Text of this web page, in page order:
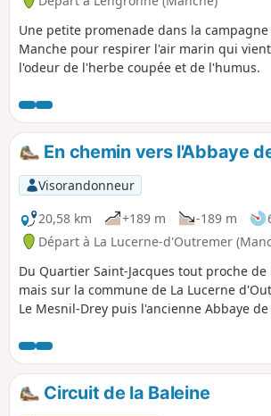
Une petite promenade dans la
Manche pour respirer l'air marin qui
l'odeur de l'herbe coupée et de l'humus.
En chemin vers l'Abbaye
Visorandonneur
20,58 km
+189 m -189 m
Départ à La Lucerne-d'Outremer
Du Quartier Saint-Jacques tout proche de
mais sur la commune de La Lucerne
Le Mesnil-Drey puis l'ancienne Abbaye de
bocage de La Rochelle-Normande, on
du Pelotin sur l'emplacement de
Circuit de la Baleine